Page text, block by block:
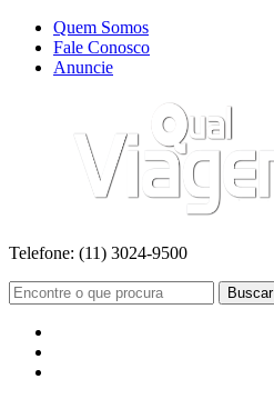
Quem Somos
Fale Conosco
Anuncie
Telefone: (11) 3024-9500
Buscar